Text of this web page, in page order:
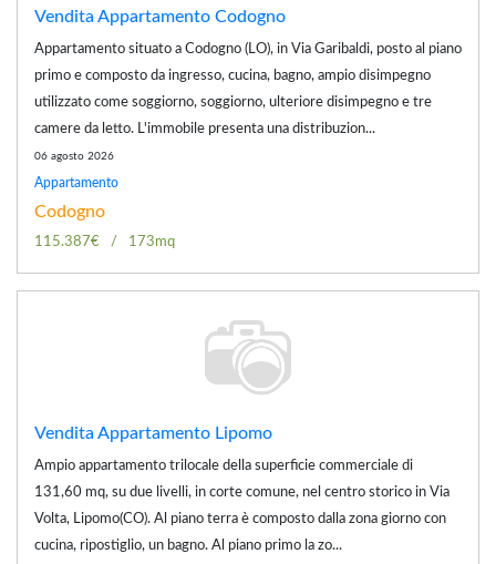
Vendita Appartamento Codogno
Appartamento situato a Codogno (LO), in Via Garibaldi, posto al piano
primo e composto da ingresso, cucina, bagno, ampio disimpegno
utilizzato come soggiorno, soggiorno, ulteriore disimpegno e tre
camere da letto. L'immobile presenta una distribuzion...
06 agosto 2026
Appartamento
Codogno
115.387€ 173mq
Vendita Appartamento Lipomo
Ampio appartamento trilocale della superficie commerciale di
131,60 mq, su due livelli, in corte comune, nel centro storico in Via
Volta, Lipomo(CO). Al piano terra è composto dalla zona giorno con
cucina, ripostiglio, un bagno. Al piano primo la zo...